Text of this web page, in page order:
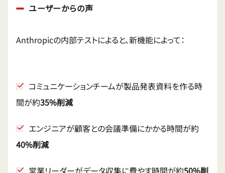
ユーザーからの声
Anthropicの内部テストによると、新機能によって：
コミュニケーションチームが製品発表資料を作る時
間が約35%削減
エンジニアが顧客との会議準備にかかる時間が約
40%削減
営業リーダーがデータ収集に費やす時間が約50%削